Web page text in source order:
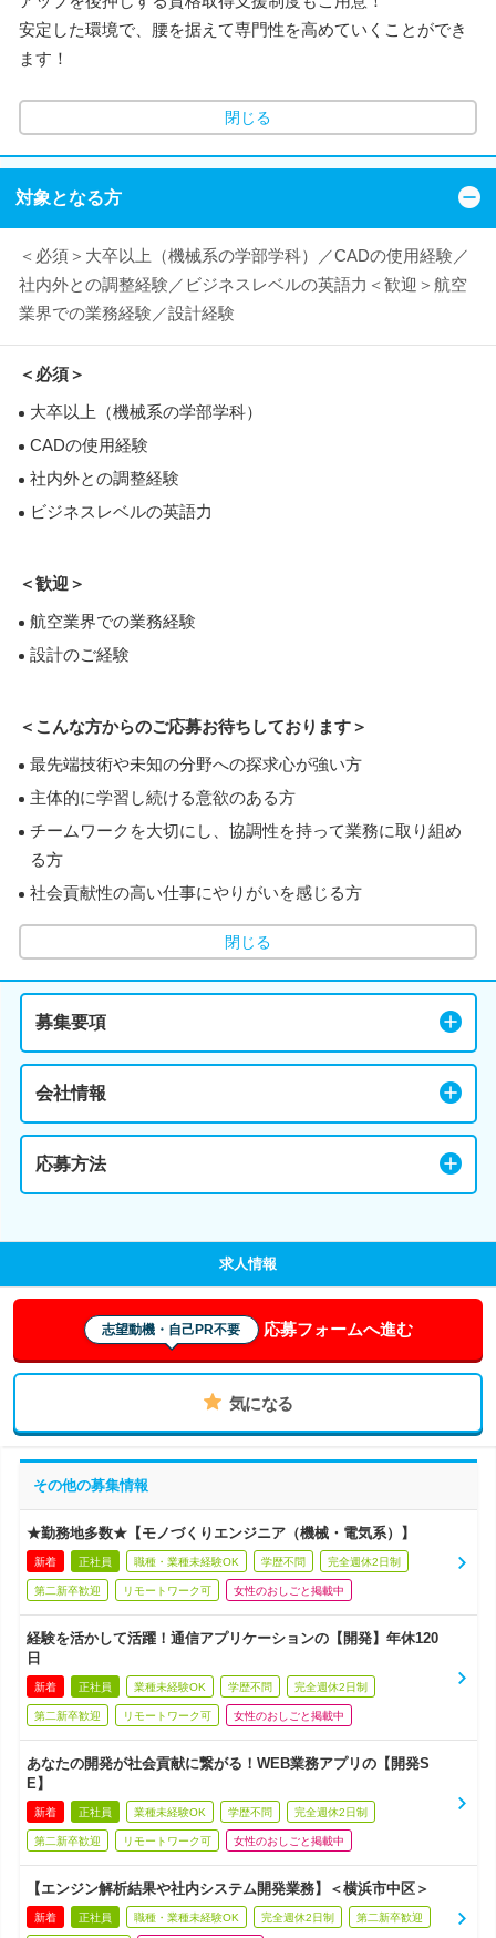
安定した環境で、腰を据えて専門性を高めていくことができ
ます！
閉じる
対象となる方
＜必須＞大卒以上（機械系の学部学科）／CADの使用経験／
社内外との調整経験／ビジネスレベルの英語力＜歓迎＞航空
業界での業務経験／設計経験
＜必須＞
大卒以上（機械系の学部学科）
CADの使用経験
社内外との調整経験
ビジネスレベルの英語力
＜歓迎＞
航空業界での業務経験
設計のご経験
＜こんな方からのご応募お待ちしております＞
最先端技術や未知の分野への探求心が強い方
主体的に学習し続ける意欲のある方
チームワークを大切にし、協調性を持って業務に取り組め
る方
社会貢献性の高い仕事にやりがいを感じる方
閉じる
募集要項
会社情報
応募方法
求人情報
志望動機・自己PR不要 応募フォームへ進む
気になる
その他の募集情報
★勤務地多数★【モノづくりエンジニア（機械・電気系）】
新着 正社員 職種・業種未経験OK 学歴不問 完全週休2日制
第二新卒歓迎 リモートワーク可 女性のおしごと掲載中
経験を活かして活躍！通信アプリケーションの【開発】年休120
日
新着 正社員 業種未経験OK 学歴不問 完全週休2日制
第二新卒歓迎 リモートワーク可 女性のおしごと掲載中
あなたの開発が社会貢献に繋がる！WEB業務アプリの【開発S
E】
新着 正社員 業種未経験OK 学歴不問 完全週休2日制
第二新卒歓迎 リモートワーク可 女性のおしごと掲載中
【エンジン解析結果や社内システム開発業務】＜横浜市中区＞
新着 正社員 職種・業種未経験OK 完全週休2日制 第二新卒歓迎